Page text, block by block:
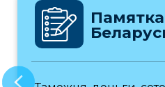
туриста